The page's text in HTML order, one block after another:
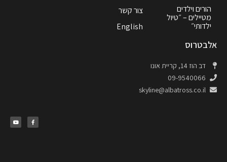
הורים וילדים
מטיילים – ״טיול
ילדותי״
צור קשר
English
אלבטרוס
דב הוז 14, קריית אונו
09-9540066
skyline@albatross.co.il